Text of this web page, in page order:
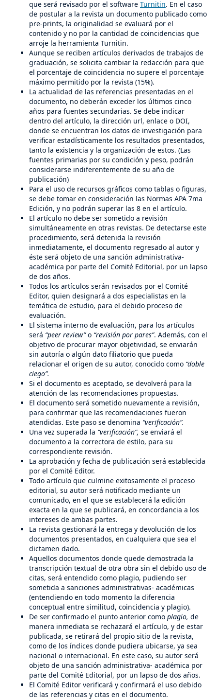
que será revisado por el software Turnitin. En el caso
de postular a la revista un documento publicado como
pre-prints, la originalidad se evaluará por el
contenido y no por la cantidad de coincidencias que
arroje la herramienta Turnitin.
Aunque se reciben artículos derivados de trabajos de
graduación, se solicita cambiar la redacción para que
el porcentaje de coincidencia no supere el porcentaje
máximo permitido por la revista (15%).
La actualidad de las referencias presentadas en el
documento, no deberán exceder los últimos cinco
años para fuentes secundarias. Se debe indicar
dentro del artículo, la dirección url, enlace o DOI,
donde se encuentran los datos de investigación para
verificar estadísticamente los resultados presentados,
tanto la existencia y la organización de estos. (Las
fuentes primarias por su condición y peso, podrán
considerarse indiferentemente de su año de
publicación)
Para el uso de recursos gráficos como tablas o figuras,
se debe tomar en consideración las Normas APA 7ma
Edición, y no podrán superar las 8 en el artículo.
El artículo no debe ser sometido a revisión
simultáneamente en otras revistas. De detectarse este
procedimiento, será detenida la revisión
inmediatamente, el documento regresado al autor y
éste será objeto de una sanción administrativa-
académica por parte del Comité Editorial, por un lapso
de dos años.
Todos los artículos serán revisados por el Comité
Editor, quien designará a dos especialistas en la
temática de estudio, para el debido proceso de
evaluación.
El sistema interno de evaluación, para los artículos
será “peer review”o “revisión por pares”. Además, con el
objetivo de procurar mayor objetividad, se enviarán
sin autoría o algún dato filiatorio que pueda
relacionar el origen de su autor, conocido como “doble
ciego”.
Si el documento es aceptado, se devolverá para la
atención de las recomendaciones propuestas.
El documento será sometido nuevamente a revisión,
para confirmar que las recomendaciones fueron
atendidas. Este paso se denomina “verificación”.
Una vez superada la “verificación”, se enviará el
documento a la correctora de estilo, para su
correspondiente revisión.
La aprobación y fecha de publicación será establecida
por el Comité Editor.
Todo artículo que culmine exitosamente el proceso
editorial, su autor será notificado mediante un
comunicado, en el que se establecerá la edición
exacta en la que se publicará, en concordancia a los
intereses de ambas partes.
La revista gestionará la entrega y devolución de los
documentos presentados, en cualquiera que sea el
dictamen dado.
Aquellos documentos donde quede demostrada la
transcripción textual de otra obra sin el debido uso de
citas, será entendido como plagio, pudiendo ser
sometida a sanciones administrativas- académicas
(entendiendo en todo momento la diferencia
conceptual entre similitud, coincidencia y plagio).
De ser confirmado el punto anterior como plagio, de
manera inmediata se rechazará el artículo, y de estar
publicada, se retirará del propio sitio de la revista,
como de los índices donde pudiera ubicarse, ya sea
nacional o internacional. En este caso, su autor será
objeto de una sanción administrativa- académica por
parte del Comité Editorial, por un lapso de dos años.
El Comité Editor verificará y confirmará el uso debido
de las referencias y citas en el documento.